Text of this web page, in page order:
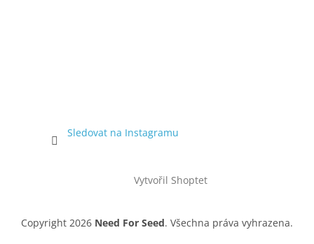
Sledovat na Instagramu
Vytvořil Shoptet
Copyright 2026 Need For Seed. Všechna práva vyhrazena.